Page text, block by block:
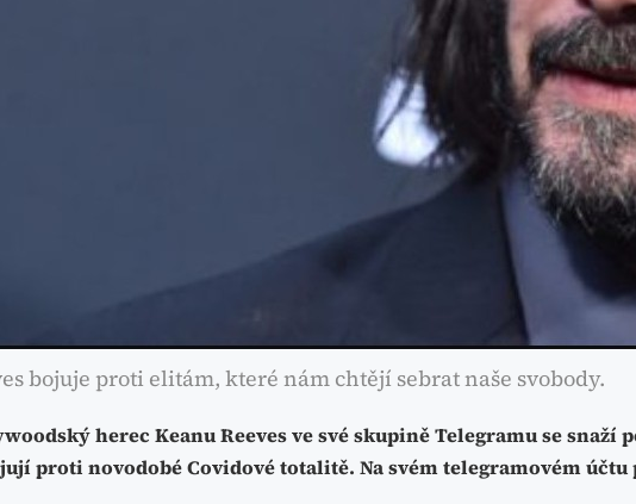
bojuje proti elitám, které nám chtějí sebrat naše svobody.
herec Keanu Reeves ve své skupině Telegramu se snaží
proti novodobé Covidové totalitě. Na svém telegramovém účtu